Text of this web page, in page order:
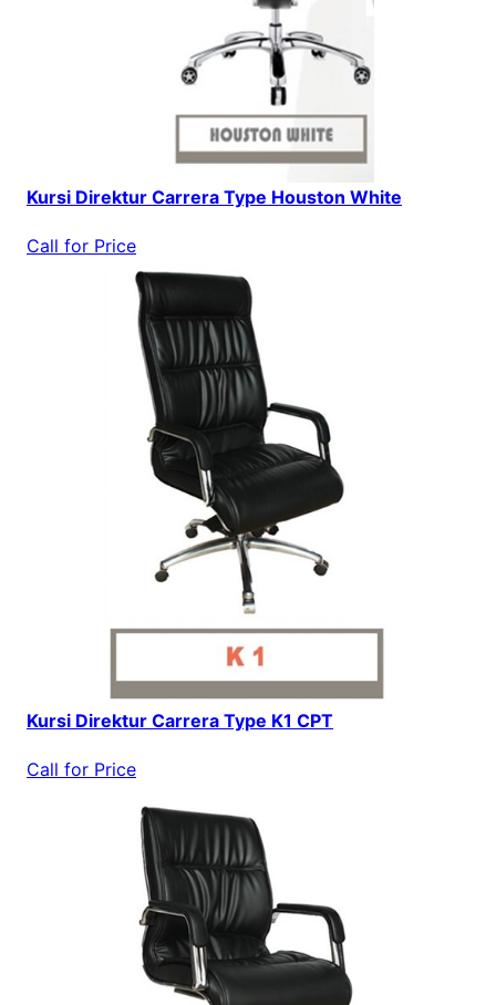
Kursi Direktur Carrera Type Houston White
Call for Price
Kursi Direktur Carrera Type K1 CPT
Call for Price